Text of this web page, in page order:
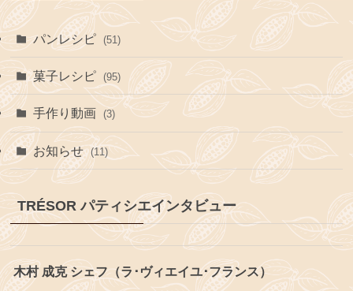
パンレシピ (51)
菓子レシピ (95)
手作り動画 (3)
お知らせ (11)
TRÉSOR パティシエインタビュー
木村 成克 シェフ（ラ･ヴィエイユ･フランス）